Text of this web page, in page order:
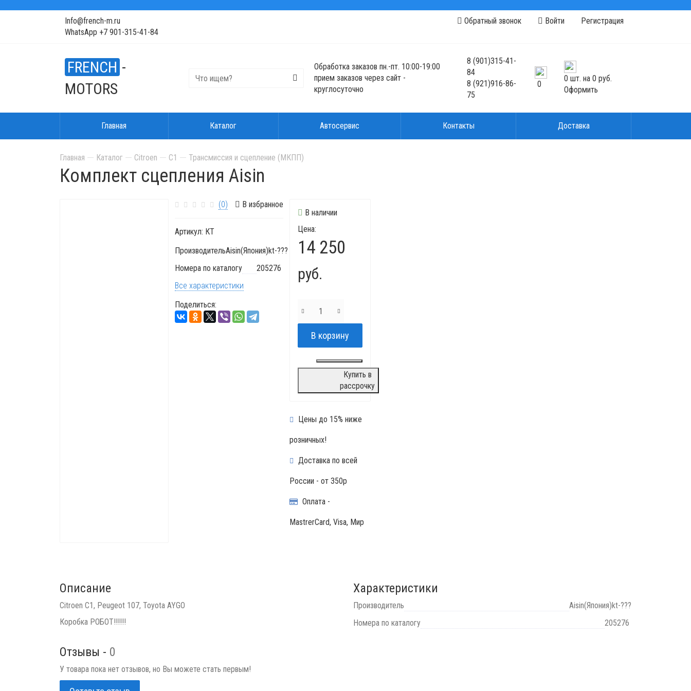
Info@french-m.ru
WhatsApp +7 901-315-41-84
Обратный звонок Войти Регистрация
FRENCH -
MOTORS
Обработка заказов пн.-пт. 10:00-19:00
прием заказов через сайт -
круглосуточно
8(901)315-41-
84
8(921)916-86-
75
0
0 шт. на 0 руб.
Оформить
Главная Каталог Автосервис Контакты Доставка
Главная Каталог Citroen C1 Трансмиссия и сцепление (МКПП)
Комплект сцепления Aisin
(0) В избранное
Артикул: КТ
ПроизводительAisin(Япония)kt-???
Номера по каталогу
205276
Все характеристики
Поделиться:
В наличии
Цена:
14 250
руб.
Купить в
рассрочку
Цены до 15% ниже
розничных!
Доставка по всей
России - от 350р
Оплата -
MastrerCard, Visa, Мир
Описание
Citroen C1, Peugeot 107, Toyota AYGO
Коробка РОБОТ!!!!!!
Характеристики
Производитель
Aisin(Япония)kt-???
Номера по каталогу
205276
Отзывы - 0
У товара пока нет отзывов, но Вы можете стать первым!